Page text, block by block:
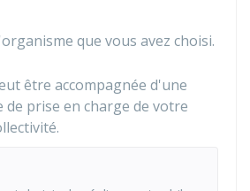
que vous avez choisi.
être accompagnée d'une
de prise en charge de votre